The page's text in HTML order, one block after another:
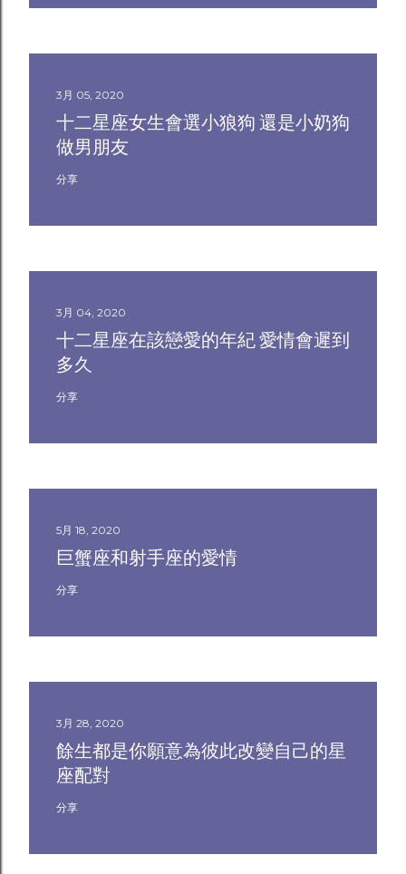
3月 05, 2020
十二星座女生會選小狼狗 還是小奶狗
做男朋友
分享
3月 04, 2020
十二星座在該戀愛的年紀 愛情會遲到
多久
分享
5月 18, 2020
巨蟹座和射手座的愛情
分享
3月 28, 2020
餘生都是你願意為彼此改變自己的星
座配對
分享